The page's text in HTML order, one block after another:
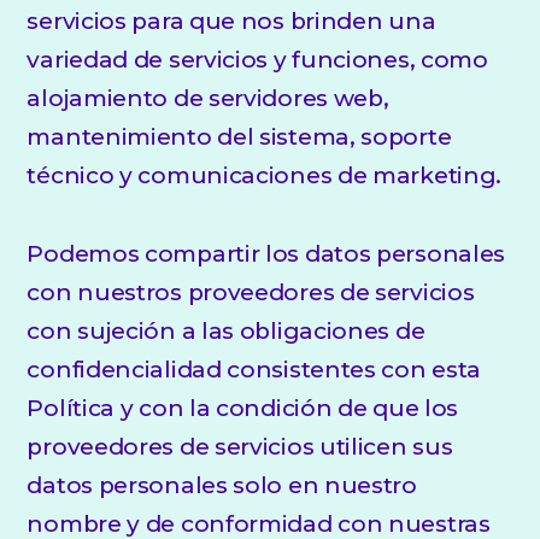
servicios para que nos brinden una
variedad de servicios y funciones, como
alojamiento de servidores web,
mantenimiento del sistema, soporte
técnico y comunicaciones de marketing.
Podemos compartir los datos personales
con nuestros proveedores de servicios
con sujeción a las obligaciones de
confidencialidad consistentes con esta
Política y con la condición de que los
proveedores de servicios utilicen sus
datos personales solo en nuestro
nombre y de conformidad con nuestras